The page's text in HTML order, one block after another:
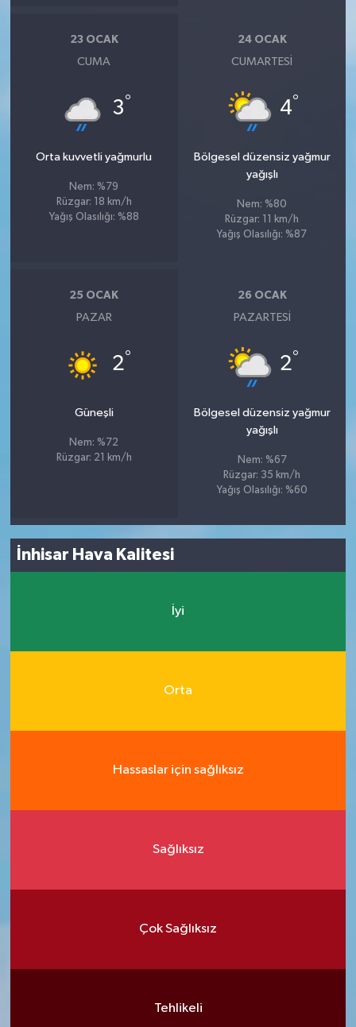
23 OCAK
CUMA
3°
Orta kuvvetli yağmurlu
Nem: %79
Rüzgar: 18 km/h
Yağış Olasılığı: %88
24 OCAK
CUMARTESI
4°
Bölgesel düzensiz yağmur
yağışlı
Nem: %80
Rüzgar: 11 km/h
Yağış Olasılığı: %87
25 OCAK
PAZAR
2°
Güneşli
Nem: %72
Rüzgar: 21 km/h
26 OCAK
PAZARTESI
2°
Bölgesel düzensiz yağmur
yağışlı
Nem: %67
Rüzgar: 35 km/h
Yağış Olasılığı: %60
İnhisar Hava Kalitesi
İyi
Orta
Hassaslar için sağlıksız
Sağlıksız
Çok Sağlıksız
Tehlikeli